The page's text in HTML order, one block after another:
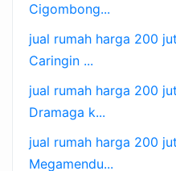
Cigombong...
jual rumah harga 200
Caringin ...
jual rumah harga 200
Dramaga k...
jual rumah harga 200
Megamendu...